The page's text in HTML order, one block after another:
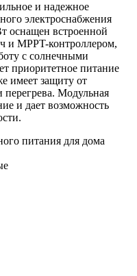
и надежное
электроснабжения
оснащен встроенной
и MPPT-контроллером,
с солнечными
приоритетное питание
имеет защиту от
перегрева. Модульная
и дает возможность
питания для дома